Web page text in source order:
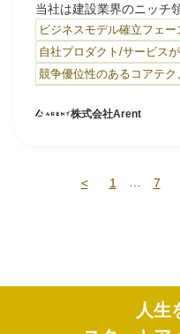
当社は建設業界のニッチ
業を創造し続ける企業で
「暗黙知」を紐解きなが
へ導くためのデジタル新
ルティング～新規事業立
ることができ、業界内で
許を出願中です。
建設業界に特化し、業界
ビジネスモデル確立フェー
自社プロダクト/サービス
競争優位性のあるコアテク
株式会社Arent
< 1 7
人生